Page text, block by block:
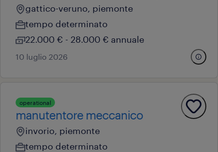
gattico-veruno, piemonte
tempo determinato
22.000 € - 28.000 € annuale
10 luglio 2026
operational
manutentore meccanico
invorio, piemonte
tempo determinato